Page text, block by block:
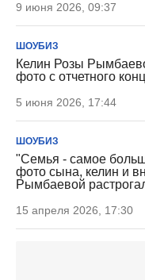
9 июня 2026, 09:37
ШОУБИЗ
Келин Розы
фото с отчетного
5 июня 2026, 17:44
ШОУБИЗ
"Семья - самое
фото сына, келин и
Рымбаевой
15 апреля 2026, 17:30